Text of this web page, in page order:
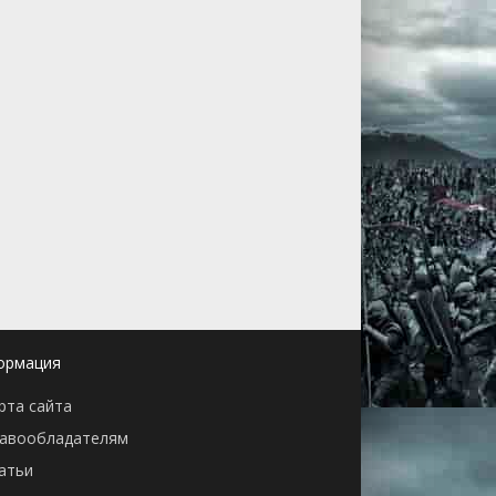
сайта